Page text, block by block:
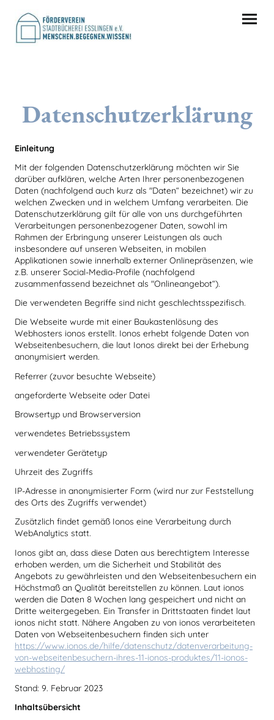
Datenschutzerklärung
Einleitung
Mit der folgenden Datenschutzerklärung möchten wir Sie
darüber aufklären, welche Arten Ihrer personenbezogenen
Daten (nachfolgend auch kurz als "Daten“ bezeichnet) wir zu
welchen Zwecken und in welchem Umfang verarbeiten. Die
Datenschutzerklärung gilt für alle von uns durchgeführten
Verarbeitungen personenbezogener Daten, sowohl im
Rahmen der Erbringung unserer Leistungen als auch
insbesondere auf unseren Webseiten, in mobilen
Applikationen sowie innerhalb externer Onlinepräsenzen, wie
z.B. unserer Social-Media-Profile (nachfolgend
zusammenfassend bezeichnet als "Onlineangebot“).
Die verwendeten Begriffe sind nicht geschlechtsspezifisch.
Die Webseite wurde mit einer Baukastenlösung des
Webhosters ionos erstellt. Ionos erhebt folgende Daten von
Webseitenbesuchern, die laut Ionos direkt bei der Erhebung
anonymisiert werden.
Referrer (zuvor besuchte Webseite)
angeforderte Webseite oder Datei
Browsertyp und Browserversion
verwendetes Betriebssystem
verwendeter Gerätetyp
Uhrzeit des Zugriffs
IP-Adresse in anonymisierter Form (wird nur zur Feststellung
des Orts des Zugriffs verwendet)
Zusätzlich findet gemäß Ionos eine Verarbeitung durch
WebAnalytics statt.
Ionos gibt an, dass diese Daten aus berechtigtem Interesse
erhoben werden, um die Sicherheit und Stabilität des
Angebots zu gewährleisten und den Webseitenbesuchern ein
Höchstmaß an Qualität bereitstellen zu können. Laut ionos
werden die Daten 8 Wochen lang gespeichert und nicht an
Dritte weitergegeben. Ein Transfer in Drittstaaten findet laut
ionos nicht statt. Nähere Angaben zu von ionos verarbeiteten
Daten von Webseitenbesuchern finden sich unter
https://www.ionos.de/hilfe/datenschutz/datenverarbeitung-
von-webseitenbesuchern-ihres-11-ionos-produktes/11-ionos-
webhosting/
Stand: 9. Februar 2023
Inhaltsübersicht